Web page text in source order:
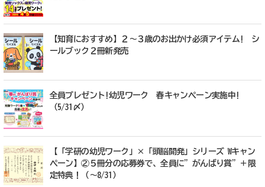
【知育におすすめ】２～３歳のお出かけ必須アイテム! シ
ールブック２冊新発売
全員プレゼント!幼児ワーク 春キャンペーン実施中!
（5/31〆）
【「学研の幼児ワーク」×「頭脳開発」シリーズ Wキャン
ペーン】②５冊分の応募券で、全員に”がんばり賞”＋限
定特典！（～8/31）